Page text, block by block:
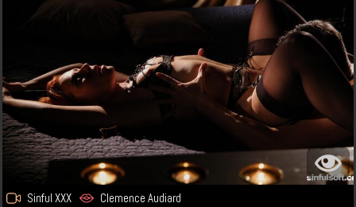
Sinful XXX Clemence Audiard